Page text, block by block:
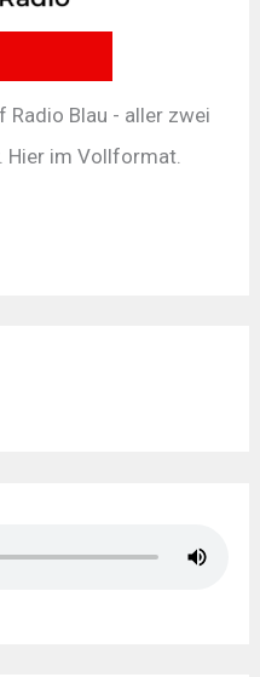
Radio Blau - aller zwei
Hier im Vollformat.